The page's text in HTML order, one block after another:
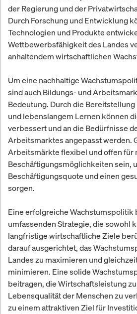
der Regierung und der
Durch Forschung und Entwicklung
Technologien und Produkte
Wettbewerbsfähigkeit des Landes
anhaltendem wirtschaftlichen
Um eine nachhaltige
sind auch Bildungs- und
Bedeutung. Durch die
und lebenslangem Lernen können
verbessert und an die Bedürfnisse
Arbeitsmarktes angepasst werden.
Arbeitsmärkte flexibel und offen für
Beschäftigungsmöglichkeiten sein,
Beschäftigungsquote und einen
sorgen.
Eine erfolgreiche Wachstumspolitik
umfassenden Strategie, die sowohl
langfristige wirtschaftliche Ziele
darauf ausgerichtet, das
Landes zu maximieren und
minimieren. Eine solide
beitragen, die Wirtschaftsleistung
Lebensqualität der Menschen zu
zu einem attraktiven Ziel für